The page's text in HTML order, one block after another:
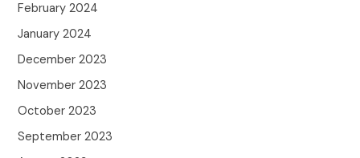
February 2024
January 2024
December 2023
November 2023
October 2023
September 2023